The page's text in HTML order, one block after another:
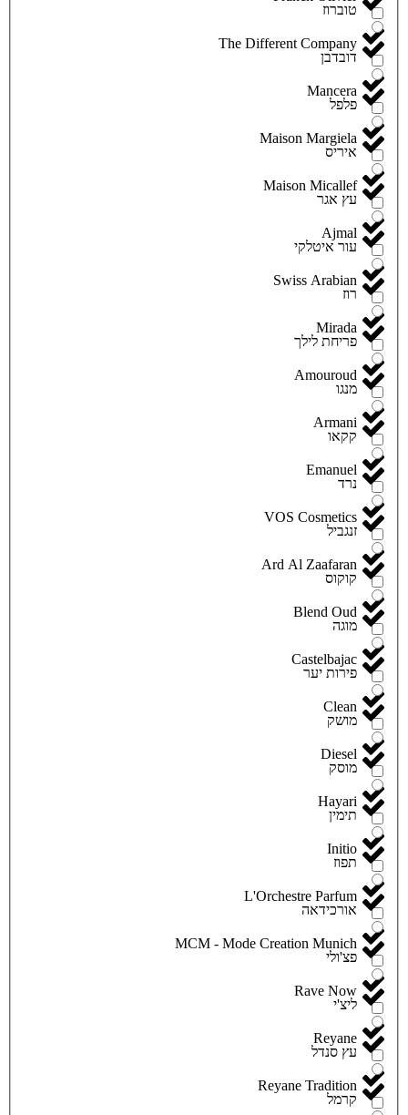
The Different Company
Mancera
Maison Margiela
Maison Micallef
Ajmal
Swiss Arabian
Mirada
Amouroud
Armani
Emanuel
VOS Cosmetics
Ard Al Zaafaran
Blend Oud
Castelbajac
Clean
Diesel
Hayari
Initio
L'Orchestre Parfum
MCM - Mode Creation Munich
Rave Now
Reyane
Reyane Tradition
טוברוז
דובדבן
פלפל
איריס
עץ אגר
עור איטלקי
רוז
פריחת לילך
מנגו
קקאו
נרד
זנגביל
קוקוס
מוגה
פירות יער
מושק
מוסק
תימין
תפוז
אורכידאה
פצ'ולי
ליצ'י
עץ סנדל
קרמל